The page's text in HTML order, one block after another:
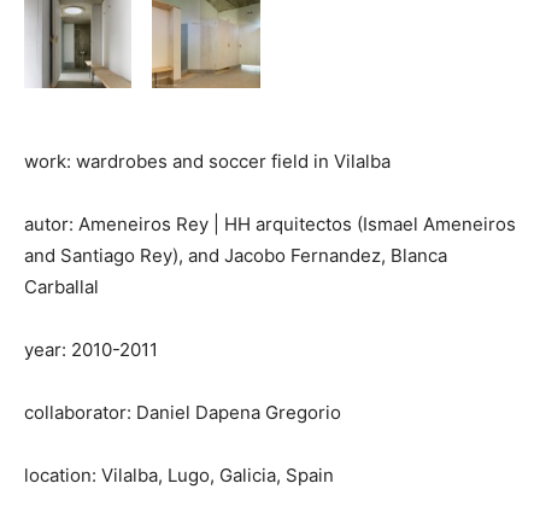
work: wardrobes and soccer field in Vilalba
autor: Ameneiros Rey | HH arquitectos (Ismael Ameneiros
and Santiago Rey), and Jacobo Fernandez, Blanca
Carballal
year: 2010-2011
collaborator: Daniel Dapena Gregorio
location: Vilalba, Lugo, Galicia, Spain